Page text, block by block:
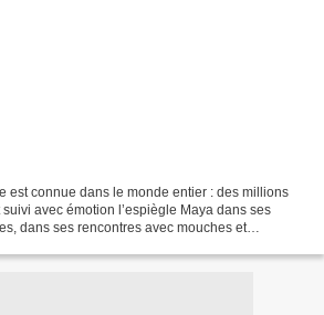
est connue dans le monde entier : des millions
avec émotion l’espiègle Maya dans ses
dans ses rencontres avec mouches et